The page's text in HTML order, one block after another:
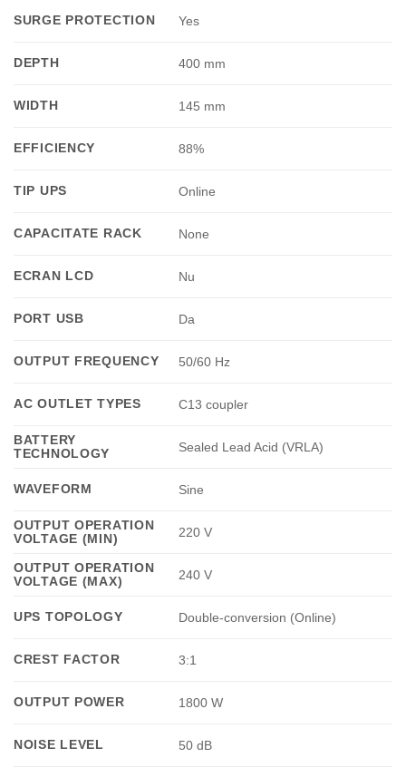
SURGE PROTECTION Yes
DEPTH 400 mm
WIDTH 145 mm
EFFICIENCY 88%
TIP UPS Online
CAPACITATE RACK None
ECRAN LCD Nu
PORT USB Da
OUTPUT FREQUENCY 50/60 Hz
AC OUTLET TYPES C13 coupler
BATTERY
TECHNOLOGY
Sealed Lead Acid (VRLA)
WAVEFORM Sine
OUTPUT OPERATION
VOLTAGE (MIN)
220 V
OUTPUT OPERATION
VOLTAGE (MAX)
240 V
UPS TOPOLOGY Double-conversion (Online)
CREST FACTOR 3:1
OUTPUT POWER 1800 W
NOISE LEVEL 50 dB